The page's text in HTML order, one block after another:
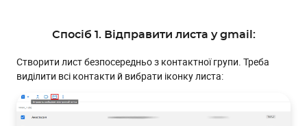
Спосіб 1. Відправити листа у gmail:
Створити лист безпосередньо з контактної групи. Треба
виділити всі контакти й вибрати іконку листа: